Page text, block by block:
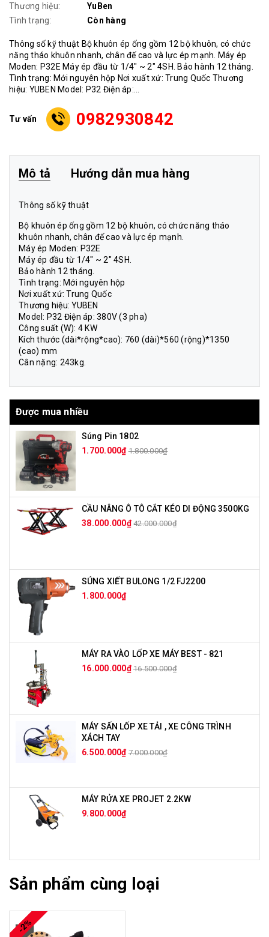
Thương hiệu:
YuBen
Tình trạng:
Còn hàng
Thông số kỹ thuật Bộ khuôn ép ống gồm 12 bộ khuôn, có chức
năng tháo khuôn nhanh, chân đế cao và lực ép mạnh. Máy ép
Moden: P32E Máy ép đầu từ 1/4″ ~ 2″ 4SH. Bảo hành 12 tháng.
Tình trạng: Mới nguyên hộp Nơi xuất xứ: Trung Quốc Thương
hiệu: YUBEN Model: P32 Điện áp:...
Tư vấn 0982930842
Mô tả Hướng dẫn mua hàng
Thông số kỹ thuật
Bộ khuôn ép ống gồm 12 bộ khuôn, có chức năng tháo
khuôn nhanh, chân đế cao và lực ép mạnh.
Máy ép Moden: P32E
Máy ép đầu từ 1/4″ ~ 2″ 4SH.
Bảo hành 12 tháng.
Tình trạng: Mới nguyên hộp
Nơi xuất xứ: Trung Quốc
Thương hiệu: YUBEN
Model: P32 Điện áp: 380V (3 pha)
Công suất (W): 4 KW
Kích thước (dài*rộng*cao): 760 (dài)*560 (rộng)*1350
(cao) mm
Cân nặng: 243kg.
Được mua nhiều
Súng Pin 1802
1.700.000₫ 1.800.000₫
CẦU NÂNG Ô TÔ CẮT KÉO DI ĐỘNG 3500KG
38.000.000₫ 42.000.000₫
SÚNG XIẾT BULONG 1/2 FJ2200
1.800.000₫
MÁY RA VÀO LỐP XE MÁY BEST - 821
16.000.000₫ 16.500.000₫
MÁY SẤN LỐP XE TẢI , XE CÔNG TRÌNH
XÁCH TAY
6.500.000₫ 7.000.000₫
MÁY RỬA XE PROJET 2.2KW
9.800.000₫
Sản phẩm cùng loại
-2%